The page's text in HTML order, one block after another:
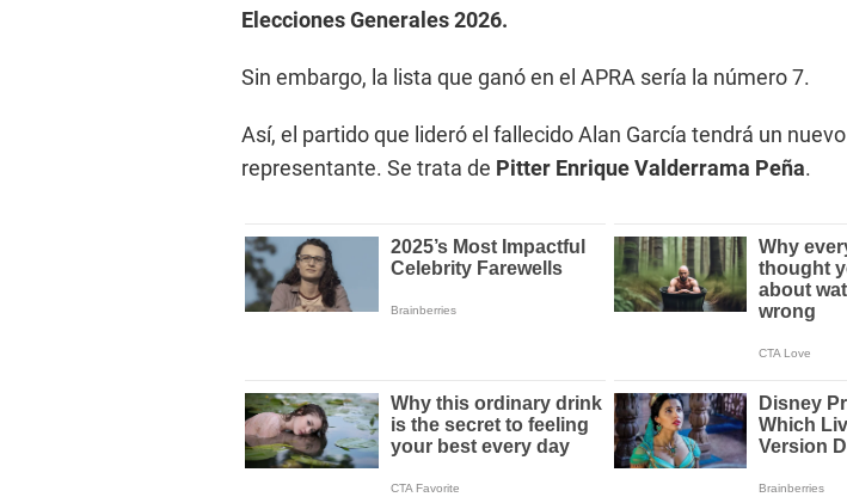
Elecciones Generales 2026.
Sin embargo, la lista que ganó en el APRA sería la número 7.
Así, el partido que lideró el fallecido Alan García tendrá un nuevo
representante. Se trata de Pitter Enrique Valderrama Peña.